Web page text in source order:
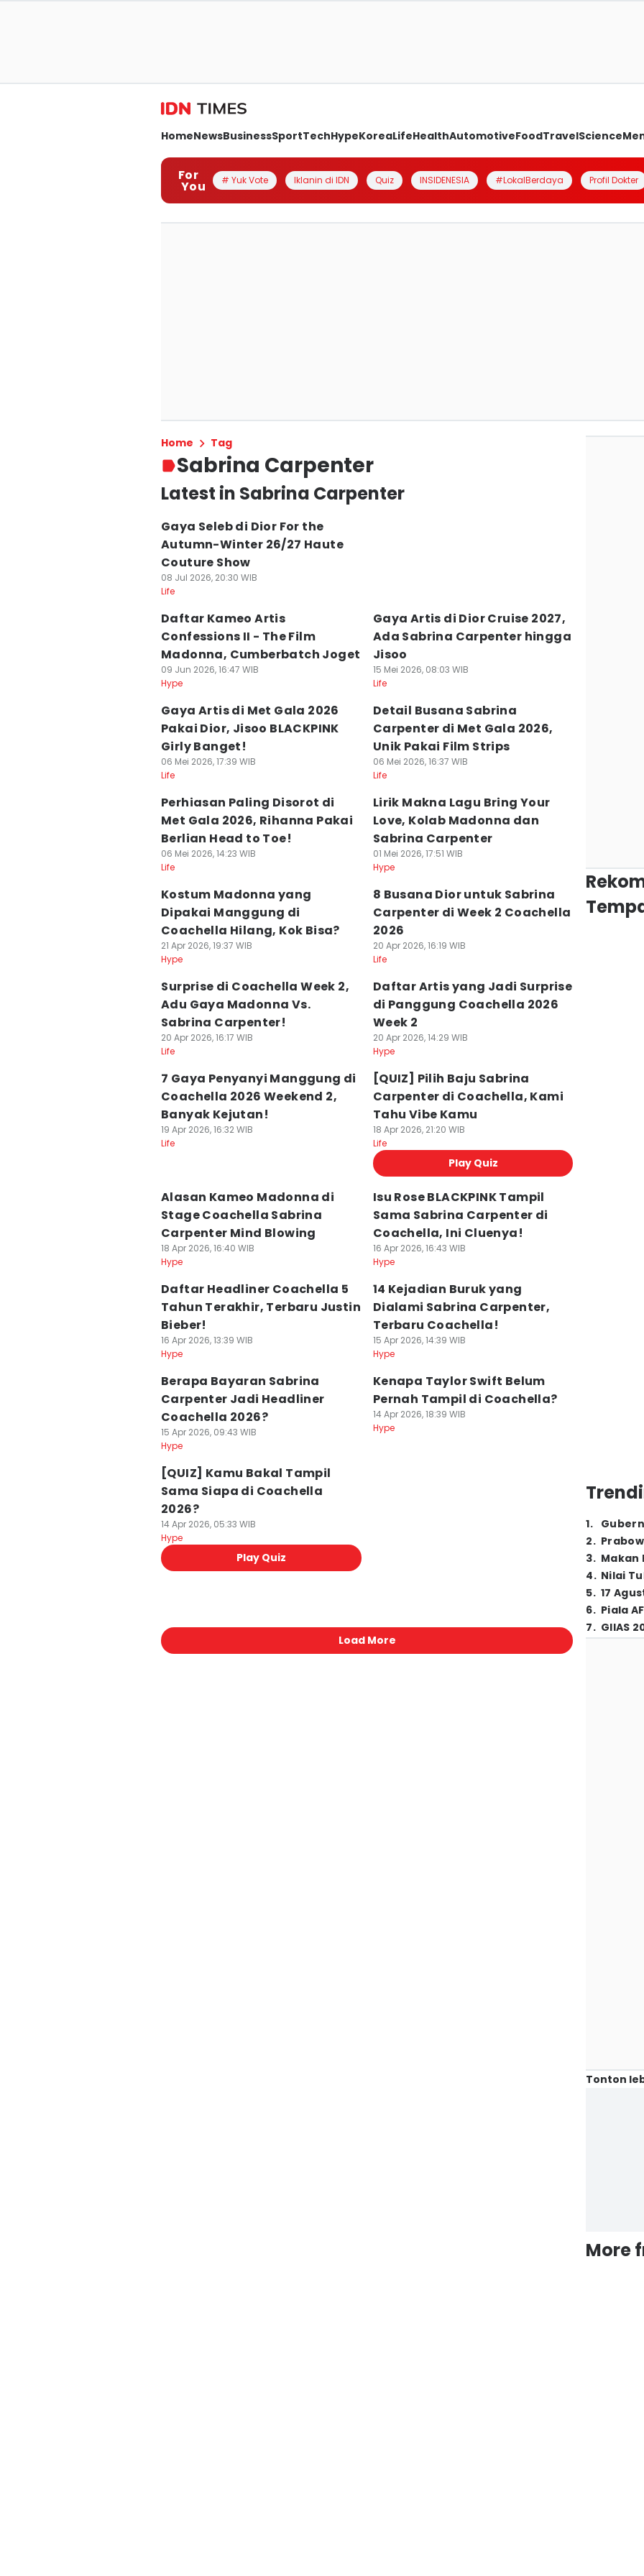
HomeNewsBusinessSportTechHypeKoreaLifeHealthAutomotiveFoodTravelScience
For
You # Yuk Vote Iklanin di IDN Quiz INSIDENESIA #LokalBerdaya Profil Dokter
Home Tag
Sabrina Carpenter
Latest in Sabrina Carpenter
Gaya Seleb di Dior For the
Autumn-Winter 26/27 Haute
Couture Show
08 Jul 2026, 20:30 WIB
Life
Daftar Kameo Artis
Confessions II - The Film
Madonna, Cumberbatch Joget
09 Jun 2026, 16:47 WIB
Hype
Gaya Artis di Dior Cruise 2027,
Ada Sabrina Carpenter hingga
Jisoo
15 Mei 2026, 08:03 WIB
Life
Gaya Artis di Met Gala 2026
Pakai Dior, Jisoo BLACKPINK
Girly Banget!
06 Mei 2026, 17:39 WIB
Life
Detail Busana Sabrina
Carpenter di Met Gala 2026,
Unik Pakai Film Strips
06 Mei 2026, 16:37 WIB
Life
Perhiasan Paling Disorot di
Met Gala 2026, Rihanna Pakai
Berlian Head to Toe!
06 Mei 2026, 14:23 WIB
Life
Lirik Makna Lagu Bring Your
Love, Kolab Madonna dan
Sabrina Carpenter
01 Mei 2026, 17:51 WIB
Hype
Kostum Madonna yang
Dipakai Manggung di
Coachella Hilang, Kok Bisa?
21 Apr 2026, 19:37 WIB
Hype
8 Busana Dior untuk Sabrina
Carpenter di Week 2 Coachella
2026
20 Apr 2026, 16:19 WIB
Life
⁠Surprise di Coachella Week 2,
Adu Gaya Madonna Vs.
Sabrina Carpenter!
20 Apr 2026, 16:17 WIB
Life
Daftar Artis yang Jadi Surprise
di Panggung Coachella 2026
Week 2
20 Apr 2026, 14:29 WIB
Hype
7 Gaya Penyanyi Manggung di
Coachella 2026 Weekend 2,
Banyak Kejutan!
19 Apr 2026, 16:32 WIB
Life
[QUIZ] Pilih Baju Sabrina
Carpenter di Coachella, Kami
Tahu Vibe Kamu
18 Apr 2026, 21:20 WIB
Life
Play Quiz
Alasan Kameo Madonna di
Stage Coachella Sabrina
Carpenter Mind Blowing
18 Apr 2026, 16:40 WIB
Hype
Isu Rose BLACKPINK Tampil
Sama Sabrina Carpenter di
Coachella, Ini Cluenya!
16 Apr 2026, 16:43 WIB
Hype
Daftar Headliner Coachella 5
Tahun Terakhir, Terbaru Justin
Bieber!
16 Apr 2026, 13:39 WIB
Hype
14 Kejadian Buruk yang
Dialami Sabrina Carpenter,
Terbaru Coachella!
15 Apr 2026, 14:39 WIB
Hype
Berapa Bayaran Sabrina
Carpenter Jadi Headliner
Coachella 2026?
15 Apr 2026, 09:43 WIB
Hype
Kenapa Taylor Swift Belum
Pernah Tampil di Coachella?
14 Apr 2026, 18:39 WIB
Hype
[QUIZ] Kamu Bakal Tampil
Sama Siapa di Coachella
2026?
14 Apr 2026, 05:33 WIB
Hype
Play Quiz
Load More
1.
2.
3. Makan
4. Nilai
5. 17
6. Piala
7. GIIAS
Tonton
More